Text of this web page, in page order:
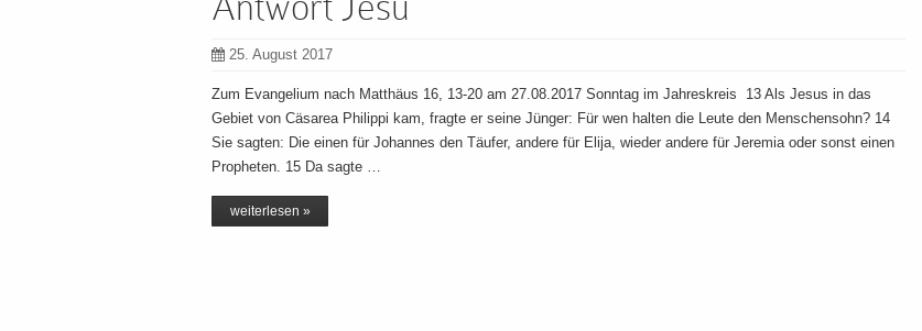
25. August 2017
Zum Evangelium nach Matthäus 16, 13-20 am 27.08.2017 Sonntag im Jahreskreis 13 Als Jesus in das
Gebiet von Cäsarea Philippi kam, fragte er seine Jünger: Für wen halten die Leute den Menschensohn? 14
Sie sagten: Die einen für Johannes den Täufer, andere für Elija, wieder andere für Jeremia oder sonst einen
Propheten. 15 Da sagte …
weiterlesen »